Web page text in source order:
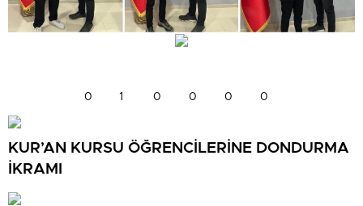
0 1 0 0 0 0
KUR’AN KURSU ÖĞRENCİLERİNE DONDURMA
İKRAMI